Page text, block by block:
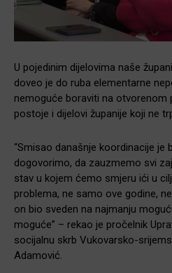
U pojedinim dijelovima naše
doveo je do ruba elementarne
nemoguće boraviti na otvorenom
postoje i dijelovi županije koji ne
“Smisao današnje koordinacije je
dogovorimo, da zauzmemo svi
stav u kojem ćemo smjeru ići u
problema, ne samo ove godine,
on bio sveden na najmanju
moguće” – rekao je pročelnik
socijalnu skrb Vukovarsko-
Adamović.